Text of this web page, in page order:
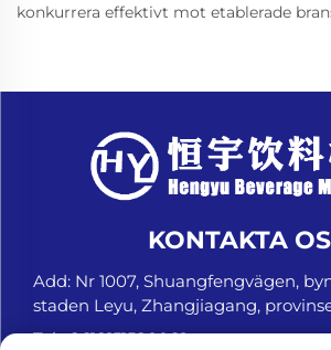
konkurrera effektivt mot etablerade
KONTAKTA
Add: Nr 1007, Shuangfengvägen,
staden Leyu, Zhangjiagang,
Tel:+8618151580069